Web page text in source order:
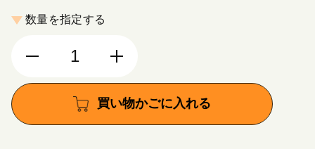
数量を指定する
買い物かごに入れる